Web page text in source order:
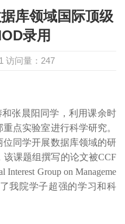
库领域国际顶级
录用
访问量： 247
张晨阳同学，利用课余时
点实验室进行科学研究。
同学开展数据库领域的研
该课题组撰写的论文被CCF
Group on Manageme
我院学子超强的学习和科